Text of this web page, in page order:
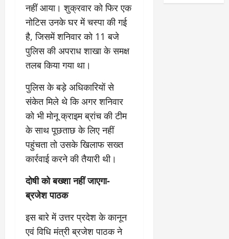
नहीं आया। शुक्रवार को फिर एक
नोटिस उनके घर में चस्पा की गई
है, जिसमें शनिवार को 11 बजे
पुलिस की अपराध शाखा के समक्ष
तलब किया गया था।
पुलिस के बड़े अधिकारियों से
संकेत मिले थे कि अगर शनिवार
को भी मोनू क्राइम ब्रांच की टीम
के साथ पूछताछ के लिए नहीं
पहुंचता तो उसके खिलाफ सख्त
कार्रवाई करने की तैयारी थी।
दोषी को बख्शा नहीं जाएगा-
ब्रजेश पाठक
इस बारे में उत्तर प्रदेश के कानून
एवं विधि मंत्री ब्रजेश पाठक ने